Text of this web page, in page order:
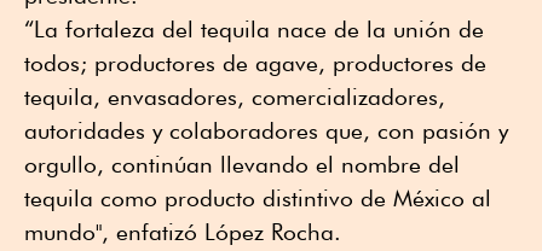
“La fortaleza del tequila nace de la unión de
todos; productores de agave, productores de
tequila, envasadores, comercializadores,
autoridades y colaboradores que, con pasión y
orgullo, continúan llevando el nombre del
tequila como producto distintivo de México al
mundo", enfatizó López Rocha.